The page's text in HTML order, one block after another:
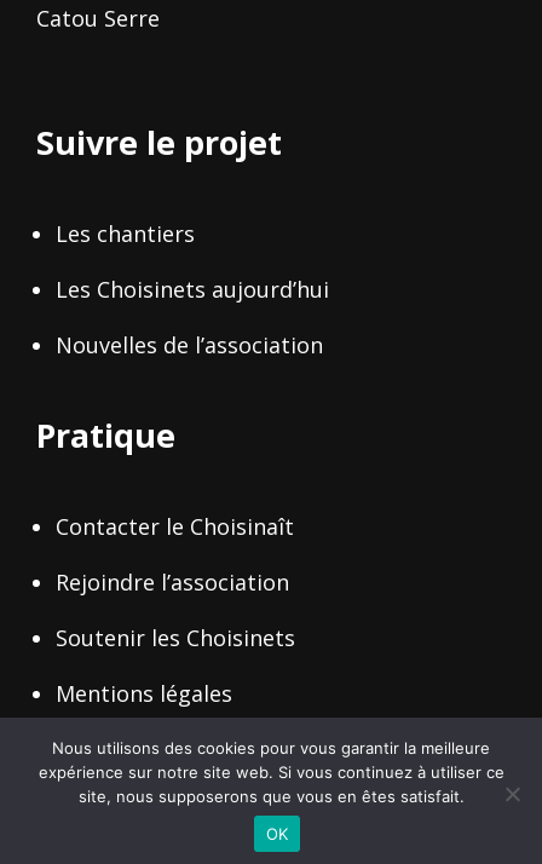
Catou Serre
Suivre le projet
Les chantiers
Les Choisinets aujourd’hui
Nouvelles de l’association
Pratique
Contacter le Choisinaît
Rejoindre l’association
Soutenir les Choisinets
Mentions légales
Copyright © 2026Le Choisinait Politique De Confidentialité
WEN Travel By WEN Themes
Nous utilisons des cookies pour vous garantir la meilleure
expérience sur notre site web. Si vous continuez à utiliser ce
site, nous supposerons que vous en êtes satisfait.
OK